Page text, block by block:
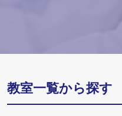
教室一覧から探す